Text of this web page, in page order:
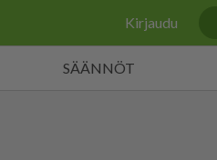
Kirjaudu
SÄÄNNÖT